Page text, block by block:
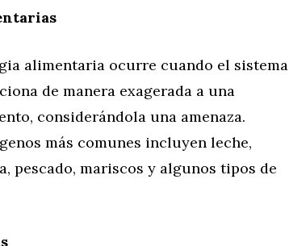
alimentaria ocurre cuando el sistema
de manera exagerada a una
considerándola una amenaza.
más comunes incluyen leche,
pescado, mariscos y algunos tipos de